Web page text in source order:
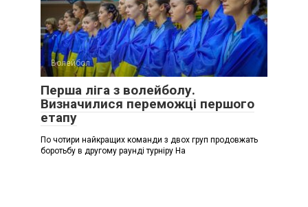
Волейбол
Перша ліга з волейболу.
Визначилися переможці першого
етапу
По чотири найкращих команди з двох груп продовжать
боротьбу в другому раунді турніру На